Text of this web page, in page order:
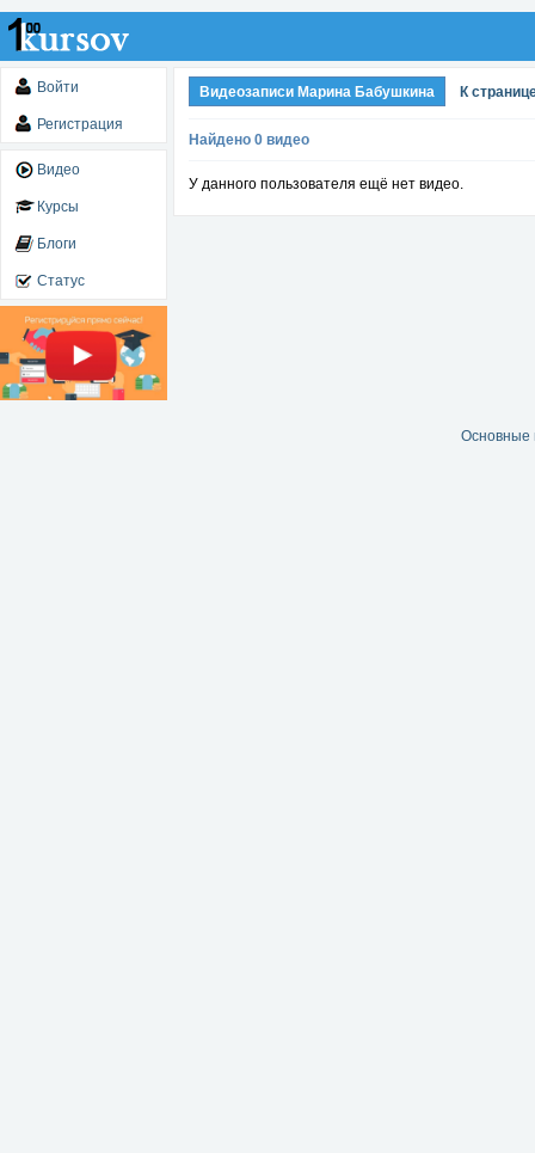
Войти
Регистрация
Видео
Курсы
Блоги
Статус
Видеозаписи Марина Бабушкина К
Найдено 0 видео
У данного пользователя ещё нет видео.
Основные